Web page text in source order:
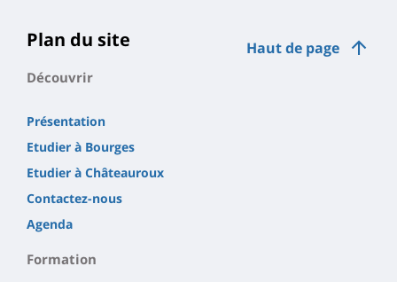
Haut de page
Plan du site
Découvrir
Présentation
Etudier à Bourges
Etudier à Châteauroux
Contactez-nous
Agenda
Formation